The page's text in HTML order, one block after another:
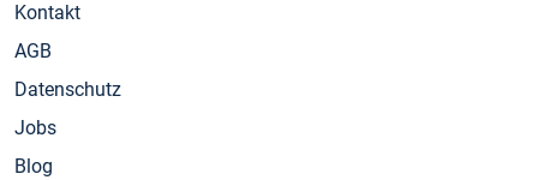
Kontakt
AGB
Datenschutz
Jobs
Blog